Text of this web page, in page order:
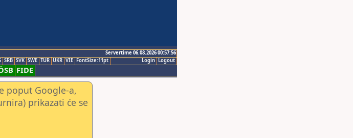
Servertime 06.08.2026 00:57:56
Logout
Login
SRB SVK SWE TUR UKR VIE FontSize:11pt
FIDE
poput Google-a,
prikazati će se